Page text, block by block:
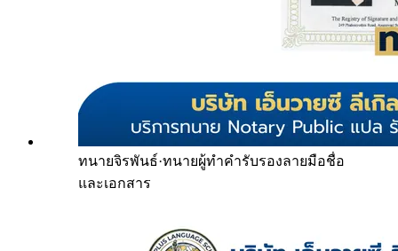
ทนายจิรพันธ์·ทนายผู้ทำคำรับรองลายมือชื่อ
และเอกสาร